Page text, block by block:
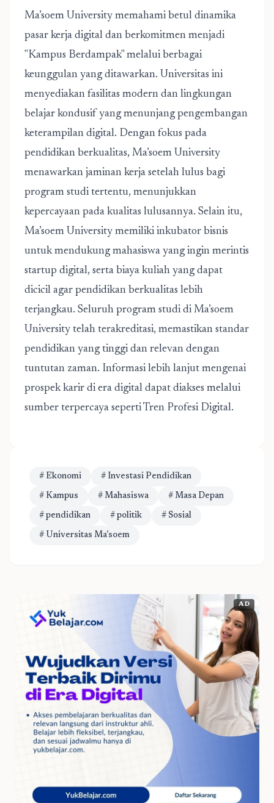
Ma’soem University memahami betul dinamika
pasar kerja digital dan berkomitmen menjadi
"Kampus Berdampak" melalui berbagai
keunggulan yang ditawarkan. Universitas ini
menyediakan fasilitas modern dan lingkungan
belajar kondusif yang menunjang pengembangan
keterampilan digital. Dengan fokus pada
pendidikan berkualitas, Ma’soem University
menawarkan jaminan kerja setelah lulus bagi
program studi tertentu, menunjukkan
kepercayaan pada kualitas lulusannya. Selain itu,
Ma’soem University memiliki inkubator bisnis
untuk mendukung mahasiswa yang ingin merintis
startup digital, serta biaya kuliah yang dapat
dicicil agar pendidikan berkualitas lebih
terjangkau. Seluruh program studi di Ma’soem
University telah terakreditasi, memastikan standar
pendidikan yang tinggi dan relevan dengan
tuntutan zaman. Informasi lebih lanjut mengenai
prospek karir di era digital dapat diakses melalui
sumber terpercaya sepertiTren Profesi Digital.
# Ekonomi # Investasi Pendidikan
# Kampus # Mahasiswa # Masa Depan
# pendidikan # politik # Sosial
# Universitas Ma’soem
AD